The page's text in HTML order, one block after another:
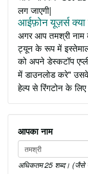
लग जाएगी|
आईफ़ोन यूज़र्स
अगर आप तमश्री नाम
ट्यून के रूप में
को अपने डेस्कटॉप
में डाउनलोड करे"
हेल्प से रिंगटोन के
आपका नाम
अधिकतम 25 शब्द। (जैसे